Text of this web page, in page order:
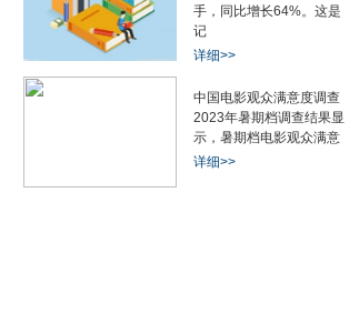
手，同比增长64%。这是
记
详细>>
中国电影观众满意度调查
2023年暑期档调查结果显
示，暑期档电影观众满意
详细>>